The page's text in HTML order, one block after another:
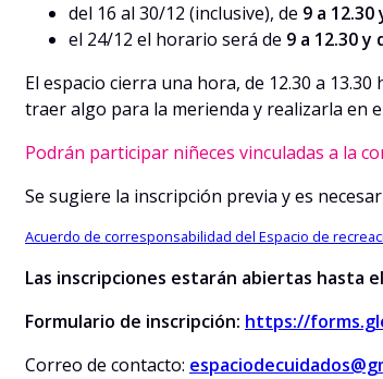
del 16 al 30/12 (inclusive), de 9 a 12.30
el 24/12 el horario será de 9 a 12.30 y
El espacio cierra una hora, de 12.30 a
traer algo para la merienda y realizarla en
Podrán participar niñeces vinculadas a la
Se sugiere la inscripción previa y es
Acuerdo de corresponsabilidad del Espacio de
Las inscripciones estarán abiertas hasta
Formulario de inscripción: https://
Correo de contacto: